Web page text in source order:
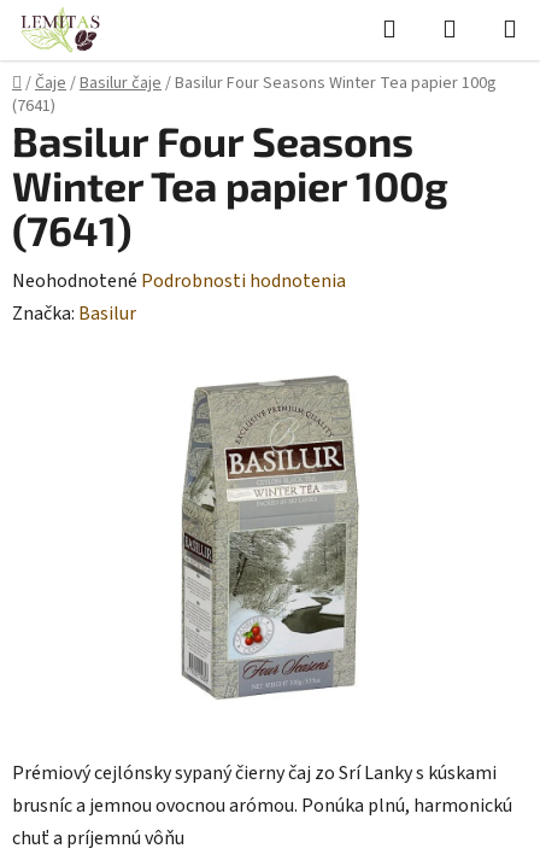
Prejsť
obsah
Hľadať
KOŠÍK
Domov
/Čaje/Basilur čaje/Basilur Four Seasons Winter Tea papier 100g
(7641)
Prémiový cejlónsky sypaný čierny čaj zo Srí Lanky s kúskami
brusníc a jemnou ovocnou arómou. Ponúka plnú, harmonickú
chuť a príjemnú vôňu
Basilur Four Seasons
Winter Tea papier 100g
(7641)
Priemerné
hodnotenie
Neohodnotené Podrobnosti hodnotenia
Značka: Basilur